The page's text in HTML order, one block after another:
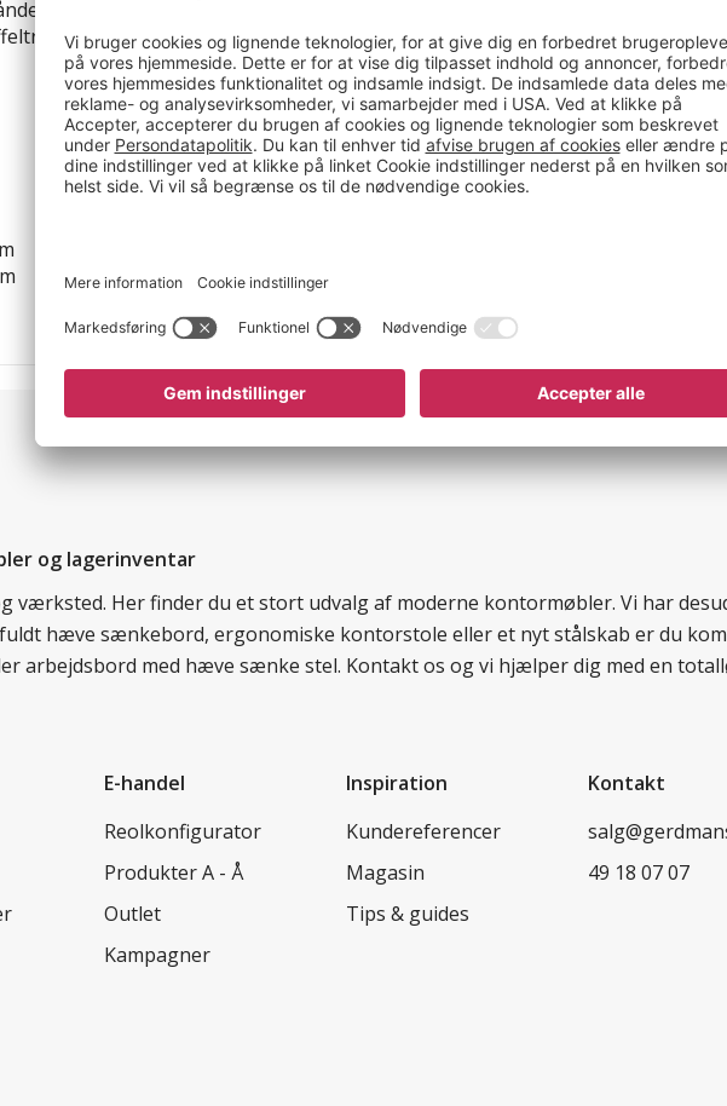
med magneter til fleksibel
etc.
Farve
Materiale
Længde (mm)
Bredde (mm)
Bredde
Udførelse
og lagerinventar
værksted. Her finder du et stort udvalg af moderne kontormøbler. Vi har
hæve sænkebord, ergonomiske kontorstole eller et nyt stålskab er du
arbejdsbord med hæve sænke stel. Kontakt os og vi hjælper dig med en
E-handel
Reolkonfigurator
Produkter A - Å
Outlet
Kampagner
Inspiration
Kundereferencer
Magasin
Tips & guides
Kontakt
49 18 07 07